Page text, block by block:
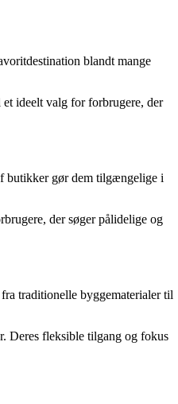
blandt mange
ideelt valg for forbrugere, der
butikker gør dem tilgængelige i
der søger pålidelige og
traditionelle byggematerialer til
Deres fleksible tilgang og fokus